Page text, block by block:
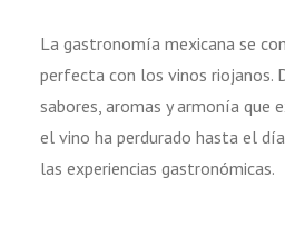
La gastronomía mexicana se
perfecta con los vinos riojanos.
sabores, aromas y armonía que
el vino ha perdurado hasta el
las experiencias gastronómicas.